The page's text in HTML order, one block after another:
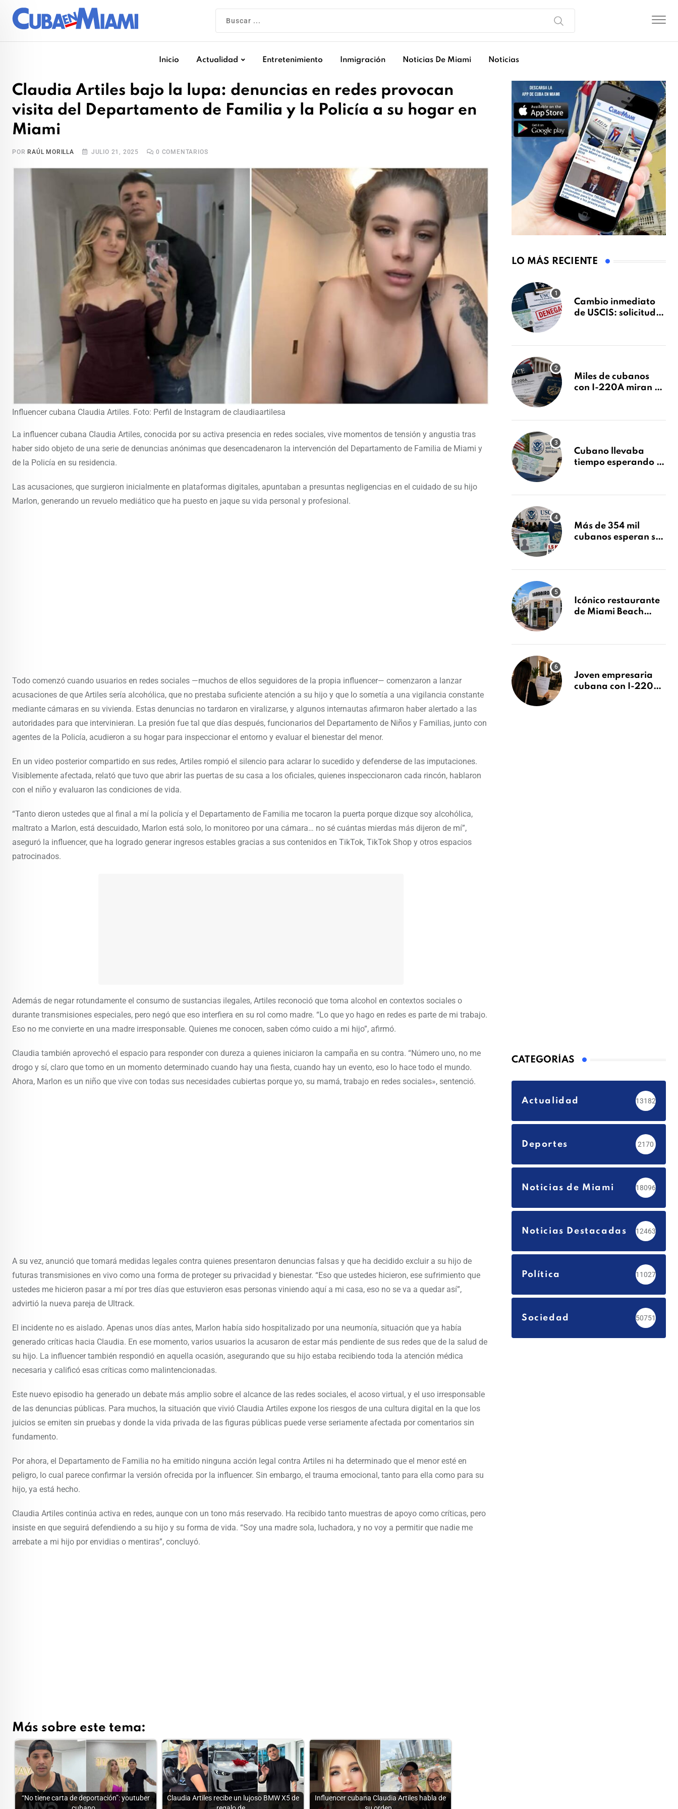
Inicio Actualidad Entretenimiento Inmigración Noticias De Miami Noticias
Claudia Artiles bajo la lupa: denuncias en redes provocan
visita del Departamento de Familia y la Policía a su hogar en
Miami
POR RAÚL MORILLA JULIO 21, 2025 0 COMENTARIOS
Influencer cubana Claudia Artiles. Foto: Perfil de Instagram de claudiaartilesa
La influencer cubana Claudia Artiles, conocida por su activa presencia en redes sociales, vive momentos de tensión y angustia tras
haber sido objeto de una serie de denuncias anónimas que desencadenaron la intervención del Departamento de Familia de Miami y
de la Policía en su residencia.
Las acusaciones, que surgieron inicialmente en plataformas digitales, apuntaban a presuntas negligencias en el cuidado de su hijo
Marlon, generando un revuelo mediático que ha puesto en jaque su vida personal y profesional.
Todo comenzó cuando usuarios en redes sociales —muchos de ellos seguidores de la propia influencer— comenzaron a lanzar
acusaciones de que Artiles sería alcohólica, que no prestaba suficiente atención a su hijo y que lo sometía a una vigilancia constante
mediante cámaras en su vivienda. Estas denuncias no tardaron en viralizarse, y algunos internautas afirmaron haber alertado a las
autoridades para que intervinieran. La presión fue tal que días después, funcionarios del Departamento de Niños y Familias, junto con
agentes de la Policía, acudieron a su hogar para inspeccionar el entorno y evaluar el bienestar del menor.
En un video posterior compartido en sus redes, Artiles rompió el silencio para aclarar lo sucedido y defenderse de las imputaciones.
Visiblemente afectada, relató que tuvo que abrir las puertas de su casa a los oficiales, quienes inspeccionaron cada rincón, hablaron
con el niño y evaluaron las condiciones de vida.
“Tanto dieron ustedes que al final a mí la policía y el Departamento de Familia me tocaron la puerta porque dizque soy alcohólica,
maltrato a Marlon, está descuidado, Marlon está solo, lo monitoreo por una cámara… no sé cuántas mierdas más dijeron de mí”,
aseguró la influencer, que ha logrado generar ingresos estables gracias a sus contenidos en TikTok, TikTok Shop y otros espacios
patrocinados.
Además de negar rotundamente el consumo de sustancias ilegales, Artiles reconoció que toma alcohol en contextos sociales o
durante transmisiones especiales, pero negó que eso interfiera en su rol como madre. “Lo que yo hago en redes es parte de mi trabajo.
Eso no me convierte en una madre irresponsable. Quienes me conocen, saben cómo cuido a mi hijo”, afirmó.
Claudia también aprovechó el espacio para responder con dureza a quienes iniciaron la campaña en su contra. “Número uno, no me
drogo y sí, claro que tomo en un momento determinado cuando hay una fiesta, cuando hay un evento, eso lo hace todo el mundo.
Ahora, Marlon es un niño que vive con todas sus necesidades cubiertas porque yo, su mamá, trabajo en redes sociales», sentenció.
A su vez, anunció que tomará medidas legales contra quienes presentaron denuncias falsas y que ha decidido excluir a su hijo de
futuras transmisiones en vivo como una forma de proteger su privacidad y bienestar. “Eso que ustedes hicieron, ese sufrimiento que
ustedes me hicieron pasar a mí por tres días que estuvieron esas personas viniendo aquí a mi casa, eso no se va a quedar así”,
advirtió la nueva pareja de Ultrack.
El incidente no es aislado. Apenas unos días antes, Marlon había sido hospitalizado por una neumonía, situación que ya había
generado críticas hacia Claudia. En ese momento, varios usuarios la acusaron de estar más pendiente de sus redes que de la salud de
su hijo. La influencer también respondió en aquella ocasión, asegurando que su hijo estaba recibiendo toda la atención médica
necesaria y calificó esas críticas como malintencionadas.
Este nuevo episodio ha generado un debate más amplio sobre el alcance de las redes sociales, el acoso virtual, y el uso irresponsable
de las denuncias públicas. Para muchos, la situación que vivió Claudia Artiles expone los riesgos de una cultura digital en la que los
juicios se emiten sin pruebas y donde la vida privada de las figuras públicas puede verse seriamente afectada por comentarios sin
fundamento.
Por ahora, el Departamento de Familia no ha emitido ninguna acción legal contra Artiles ni ha determinado que el menor esté en
peligro, lo cual parece confirmar la versión ofrecida por la influencer. Sin embargo, el trauma emocional, tanto para ella como para su
hijo, ya está hecho.
Claudia Artiles continúa activa en redes, aunque con un tono más reservado. Ha recibido tanto muestras de apoyo como críticas, pero
insiste en que seguirá defendiendo a su hijo y su forma de vida. “Soy una madre sola, luchadora, y no voy a permitir que nadie me
arrebate a mi hijo por envidias o mentiras”, concluyó.
Más sobre este tema:
“No tiene carta de deportación”: youtuber
Claudia Artiles recibe un lujoso BMW X5 de
Influencer cubana Claudia Artiles habla de
LO MÁS RECIENTE
Cambio inmediato
de USCIS: solicitudes
sin previo aviso
Miles de cubanos
con I-220A miran al
decidirse en una
Cubano llevaba
tiempo esperando su
tras Writ of
Más de 354 mil
cubanos esperan su
millones de
Icónico restaurante
de Miami Beach
después de 15 años
Joven empresaria
cubana con I-220A
CATEGORÍAS
Actualidad 13182
Deportes 2170
Noticias de Miami 18096
Noticias Destacadas 12463
Política 11027
Sociedad 50751